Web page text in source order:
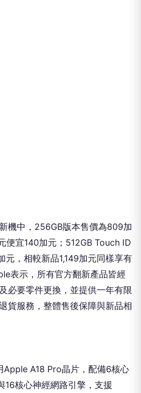
機中，256GB版本售價為809加
便宜140加元；512GB Touch ID
元，相較新品1,149加元同樣享有
表示，所有官方翻新產品皆經
必要零件更換，並提供一年有限
貨服務，整體售後保障與新品相
A18 Pro晶片，配備6核心
16核心神經網路引擎，支援